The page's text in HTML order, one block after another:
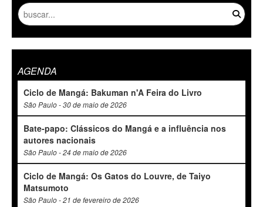
AGENDA
Ciclo de Mangá: Bakuman n'A Feira do Livro
São Paulo - 30 de maio de 2026
Bate-papo: Clássicos do Mangá e a influência nos
autores nacionais
São Paulo - 24 de maio de 2026
Ciclo de Mangá: Os Gatos do Louvre, de Taiyo
Matsumoto
São Paulo - 21 de fevereiro de 2026